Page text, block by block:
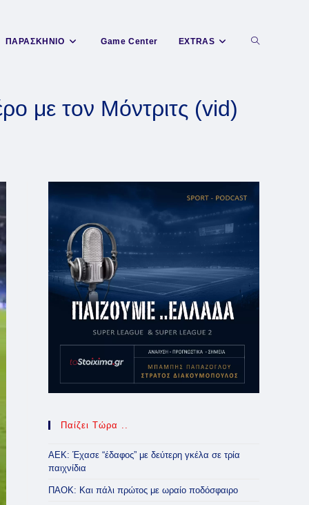
ΠΑΡΑΣΚΗΝΙΟ Game Center EXTRAS Toggle
με τον Μόντριτς (vid)
Παίζει Τώρα ..
ΑΕΚ: Έχασε “έδαφος” με δεύτερη γκέλα σε τρία
παιχνίδια
ΠΑΟΚ: Και πάλι πρώτος με ωραίο ποδόσφαιρο